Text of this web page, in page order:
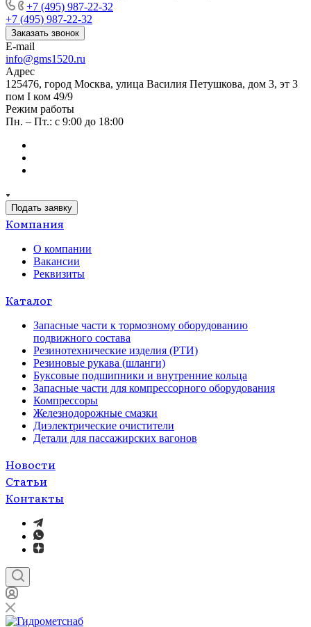
+7 (495) 987-22-32
+7 (495) 987-22-32
Заказать звонок
E-mail
info@gms1520.ru
Адрес
125476, город Москва, улица Василия Петушкова, дом 3, эт 3
пом I ком 49/9
Режим работы
Пн. – Пт.: с 9:00 до 18:00
Подать заявку
Компания
О компании
Вакансии
Реквизиты
Каталог
Запасные части к тормозному оборудованию
подвижного состава
Резинотехнические изделия (РТИ)
Резиновые рукава (шланги)
Буксовые подшипники и внутренние кольца
Запасные части для компрессорного оборудования
Компрессоры
Железнодорожные смазки
Диэлектрические очистители
Детали для пассажирских вагонов
Новости
Статьи
Контакты